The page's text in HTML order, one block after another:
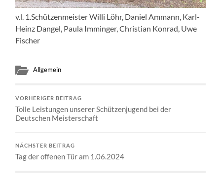
v.l. 1.Schützenmeister Willi Löhr, Daniel Ammann, Karl-
Heinz Dangel, Paula Imminger, Christian Konrad, Uwe
Fischer
Allgemein
VORHERIGER BEITRAG
Tolle Leistungen unserer Schützenjugend bei der
Deutschen Meisterschaft
NÄCHSTER BEITRAG
Tag der offenen Tür am 1.06.2024